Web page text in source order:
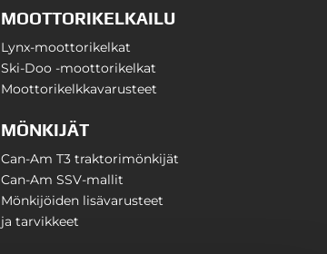
MOOTTORIKELKAILU
Lynx-moottorikelkat
Ski-Doo -moottorikelkat
Moottorikelkkavarusteet
MÖNKIJÄT
Can-Am T3 traktorimönkijät
Can-Am SSV-mallit
Mönkijöiden lisävarusteet
ja tarvikkeet